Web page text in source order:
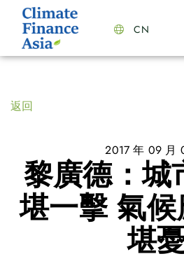
CN
返回
2017 年 09 月
黎廣德：城
堪一擊 氣
堪